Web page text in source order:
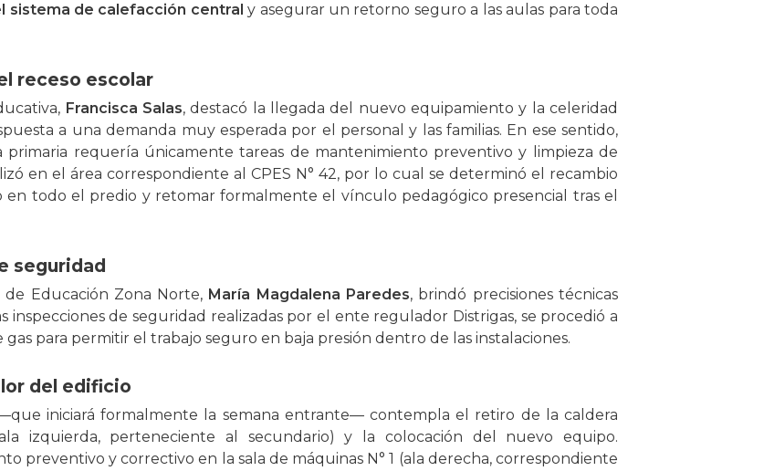
sistema de calefacción central y asegurar un retorno seguro a las aulas para toda
receso escolar
Francisca Salas, destacó la llegada del nuevo equipamiento y la celeridad
a una demanda muy esperada por el personal y las familias. En ese sentido,
requería únicamente tareas de mantenimiento preventivo y limpieza de
en el área correspondiente al CPES N° 42, por lo cual se determinó el recambio
todo el predio y retomar formalmente el vínculo pedagógico presencial tras el
seguridad
Educación Zona Norte, María Magdalena Paredes, brindó precisiones técnicas
inspecciones de seguridad realizadas por el ente regulador Distrigas, se procedió a
para permitir el trabajo seguro en baja presión dentro de las instalaciones.
del edificio
iniciará formalmente la semana entrante— contempla el retiro de la caldera
izquierda, perteneciente al secundario) y la colocación del nuevo equipo.
preventivo y correctivo en la sala de máquinas N° 1 (ala derecha, correspondiente